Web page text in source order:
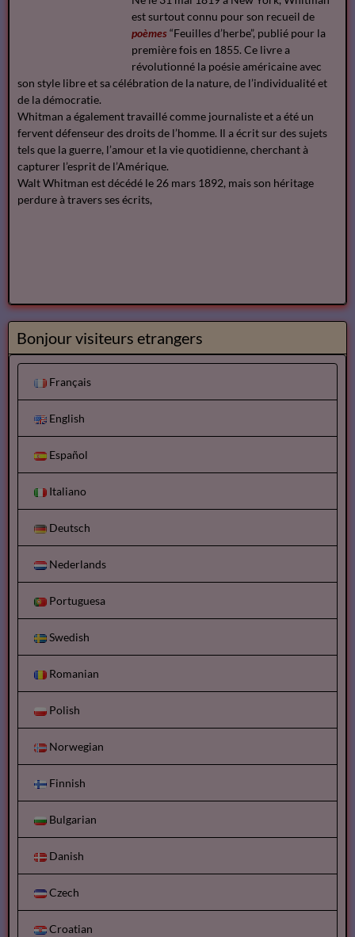
est surtout connu pour son recueil de
poèmes “Feuilles d’herbe”, publié pour la
première fois en 1855. Ce livre a
révolutionné la poésie américaine avec
son style libre et sa célébration de la nature, de l’individualité et
de la démocratie.
Whitman a également travaillé comme journaliste et a été un
fervent défenseur des droits de l’homme. Il a écrit sur des sujets
tels que la guerre, l’amour et la vie quotidienne, cherchant à
capturer l’esprit de l’Amérique.
Walt Whitman est décédé le 26 mars 1892, mais son héritage
perdure à travers ses écrits,
Bonjour visiteurs etrangers
Français
English
Español
Italiano
Deutsch
Nederlands
Portuguesa
Swedish
Romanian
Polish
Norwegian
Finnish
Bulgarian
Danish
Czech
Croatian